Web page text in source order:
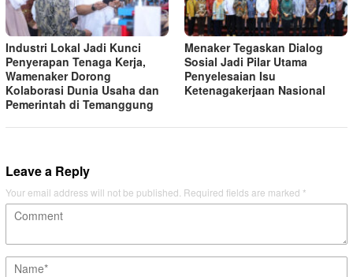
Industri Lokal Jadi Kunci
Penyerapan Tenaga Kerja,
Wamenaker Dorong
Kolaborasi Dunia Usaha dan
Pemerintah di Temanggung
Menaker Tegaskan Dialog
Sosial Jadi Pilar Utama
Penyelesaian Isu
Ketenagakerjaan Nasional
Leave a Reply
Your email address will not be published. Required fields are marked *